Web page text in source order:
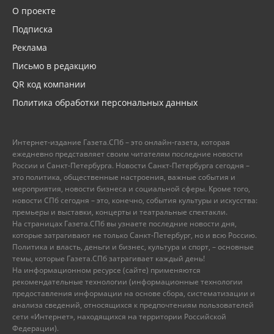
О проекте
Подписка
Реклама
Письмо в редакцию
QR код компании
Политика обработки персональных данных
Интернет-издание Газета.СПб – это онлайн-газета, которая
ежедневно представляет своим читателям последние новости
России и Санкт-Петербурга. Новости Санкт-Петербурга сегодня –
это политика, общественные настроения, важные события и
мероприятия, новости бизнеса и социальной сферы. Кроме того,
новости СПб сегодня – это, конечно, события культуры и искусства:
премьеры и выставки, концерты и театральные спектакли.
На страницах Газета.СПб вы узнаете последние новости дня,
которые затрагивают не только Санкт-Петербург, но и всю Россию.
Политика и власть, деньги и бизнес, культура и спорт, – основные
темы, которые Газета.СПб затрагивает каждый день!
На информационном ресурсе (сайте) применяются
рекомендательные технологии (информационные технологии
предоставления информации на основе сбора, систематизации и
анализа сведений, относящихся к предпочтениям пользователей
сети «Интернет», находящихся на территории Российской
Федерации).